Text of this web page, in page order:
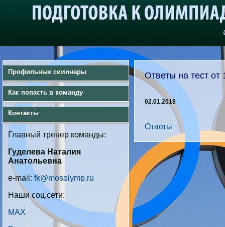
Профильные семинары
Как попасть в команду
Контакты
Главный тренер команды:
Гуделева Наталия
Анатольевна
e-mail: fk@mosolymp.ru
Наши соц.сети:
MAX
Ответы на тест
02.01.2018
Ответы